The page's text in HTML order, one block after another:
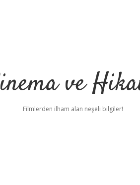
ve
Filmlerden ilham alan neşeli bilgiler!